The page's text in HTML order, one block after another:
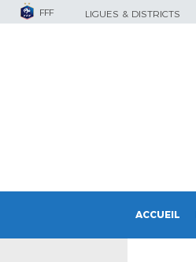
FFF LIGUES & DISTRICTS
ACCUEIL